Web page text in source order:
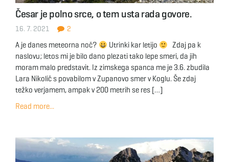
Česar je polno srce, o tem usta rada govore.
16. 7. 2021 2
A je danes meteorna noč? Utrinki kar letijo
Zdaj pa k
naslovu; letos mi je bilo dano plezati tako lepe smeri, da jih
moram malo predstavit. Iz zimskega spanca me je 3.6. zbudila
Lara Nikolič s povabilom v Zupanovo smer v Koglu. Še zdaj
težko verjamem, ampak v 200 metrih se res […]
Read more...